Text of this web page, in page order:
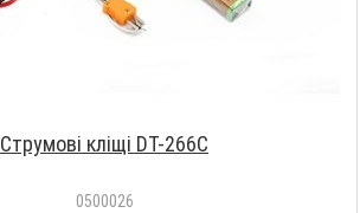
Струмові кліщі DT-266C
0500026